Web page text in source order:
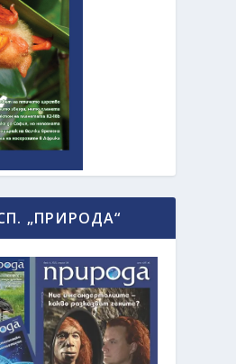
„ПРИРОДА“